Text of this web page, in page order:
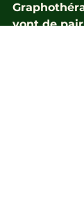
vont de